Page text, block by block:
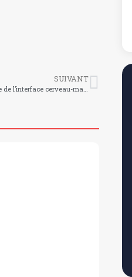
SUIVANT